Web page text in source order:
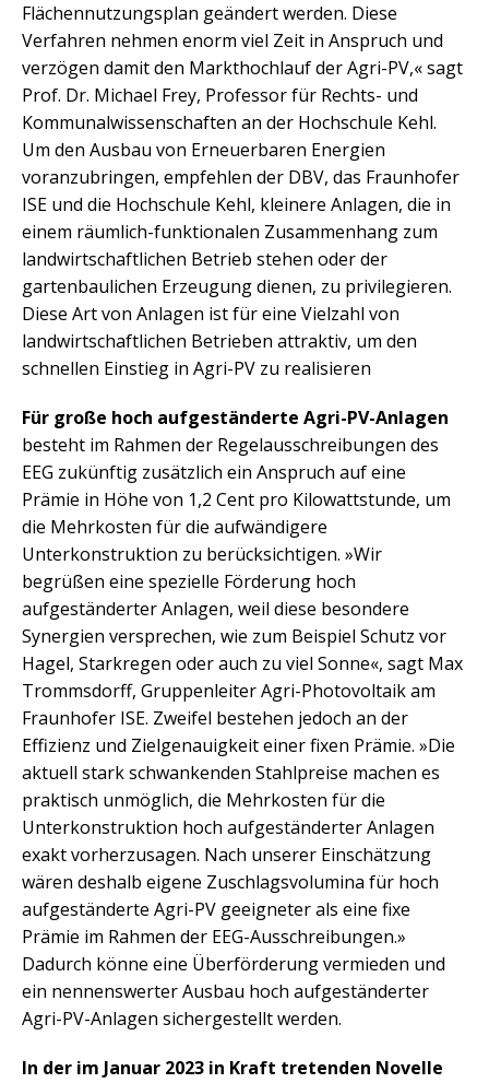
Flächennutzungsplan geändert werden. Diese
Verfahren nehmen enorm viel Zeit in Anspruch und
verzögen damit den Markthochlauf der Agri-PV,« sagt
Prof. Dr. Michael Frey, Professor für Rechts- und
Kommunalwissenschaften an der Hochschule Kehl.
Um den Ausbau von Erneuerbaren Energien
voranzubringen, empfehlen der DBV, das Fraunhofer
ISE und die Hochschule Kehl, kleinere Anlagen, die in
einem räumlich-funktionalen Zusammenhang zum
landwirtschaftlichen Betrieb stehen oder der
gartenbaulichen Erzeugung dienen, zu privilegieren.
Diese Art von Anlagen ist für eine Vielzahl von
landwirtschaftlichen Betrieben attraktiv, um den
schnellen Einstieg in Agri-PV zu realisieren
Für große hoch aufgeständerte Agri-PV-Anlagen
besteht im Rahmen der Regelausschreibungen des
EEG zukünftig zusätzlich ein Anspruch auf eine
Prämie in Höhe von 1,2 Cent pro Kilowattstunde, um
die Mehrkosten für die aufwändigere
Unterkonstruktion zu berücksichtigen. »Wir
begrüßen eine spezielle Förderung hoch
aufgeständerter Anlagen, weil diese besondere
Synergien versprechen, wie zum Beispiel Schutz vor
Hagel, Starkregen oder auch zu viel Sonne«, sagt Max
Trommsdorff, Gruppenleiter Agri-Photovoltaik am
Fraunhofer ISE. Zweifel bestehen jedoch an der
Effizienz und Zielgenauigkeit einer fixen Prämie. »Die
aktuell stark schwankenden Stahlpreise machen es
praktisch unmöglich, die Mehrkosten für die
Unterkonstruktion hoch aufgeständerter Anlagen
exakt vorherzusagen. Nach unserer Einschätzung
wären deshalb eigene Zuschlagsvolumina für hoch
aufgeständerte Agri-PV geeigneter als eine fixe
Prämie im Rahmen der EEG-Ausschreibungen.»
Dadurch könne eine Überförderung vermieden und
ein nennenswerter Ausbau hoch aufgeständerter
Agri-PV-Anlagen sichergestellt werden.
In der im Januar 2023 in Kraft tretenden Novelle